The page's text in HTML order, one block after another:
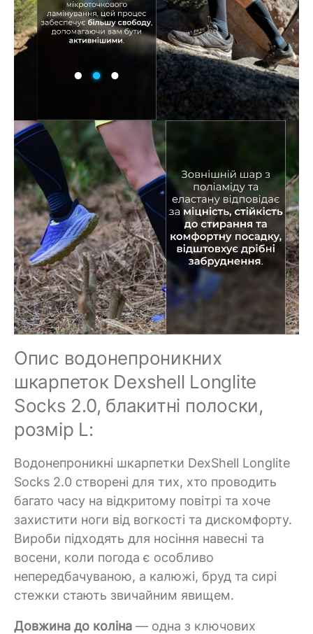
Опис водонепроникних
шкарпеток Dexshell Longlite
Socks 2.0, блакитні полоски,
розмір L:
Водонепроникні шкарпетки DexShell Longlite
Socks 2.0 створені для тих, хто проводить
багато часу на відкритому повітрі та хоче
захистити ноги від вогкості та дискомфорту.
Вироби підходять для носіння навесні та
восени, коли погода є особливо
непередбачуваною, а калюжі, бруд та сирі
стежки стають звичайним явищем.
Довжина до коліна — одна з ключових